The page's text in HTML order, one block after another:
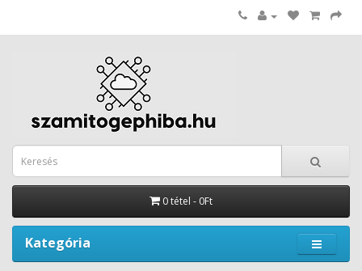
0 tétel - 0Ft
Kategória